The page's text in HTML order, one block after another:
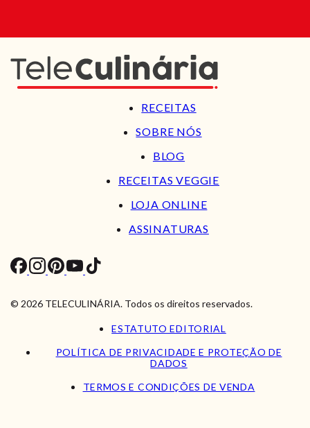
RECEITAS
SOBRE NÓS
BLOG
RECEITAS VEGGIE
LOJA ONLINE
ASSINATURAS
© 2026 TELECULINÁRIA. Todos os direitos reservados.
ESTATUTO EDITORIAL
POLÍTICA DE PRIVACIDADE E PROTEÇÃO DE
DADOS
TERMOS E CONDIÇÕES DE VENDA